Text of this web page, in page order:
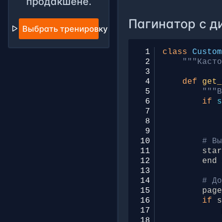
41
42
44
45
46
47
try :
48
49
except
50
#
51
52
53
#
54
55
56
#
57
context
58
59
60
61
Пагинатор с
1 class
2
3
4
def
5
6
if
7
8
9
10
#
11
12
end
13
14
#
15
16
if
17
Выбрать тренировку